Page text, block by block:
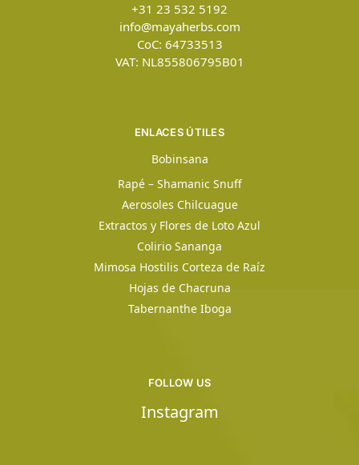
+31 23 532 5192
info@mayaherbs.com
CoC: 64733513
VAT: NL855806795B01
ENLACES ÚTILES
Bobinsana
Rapé – Shamanic Snuff
Aerosoles Chilcuague
Extractos y Flores de Loto Azul
Colirio Sananga
Mimosa Hostilis Corteza de Raíz
Hojas de Chacruna
Tabernanthe Iboga
FOLLOW US
Instagram